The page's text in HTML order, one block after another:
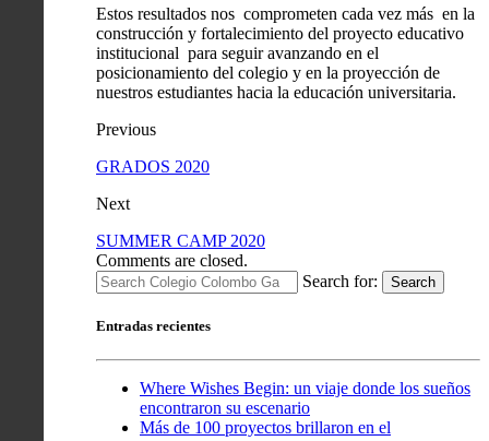
Estos resultados nos comprometen cada vez más en la
construcción y fortalecimiento del proyecto educativo
institucional para seguir avanzando en el
posicionamiento del colegio y en la proyección de
nuestros estudiantes hacia la educación universitaria.
Previous
GRADOS 2020
Next
SUMMER CAMP 2020
Comments are closed.
Search for:
Search
Entradas recientes
Where Wishes Begin: un viaje donde los sueños
encontraron su escenario
Más de 100 proyectos brillaron en el